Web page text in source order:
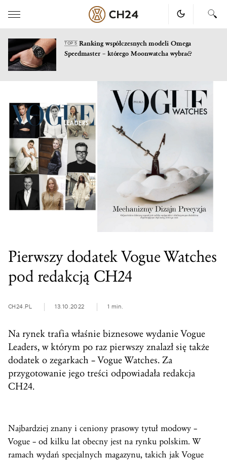
content
TOP 5Ranking współczesnych modeli Omega
Speedmaster – którego Moonwatcha wybrać?
Pierwszy dodatek Vogue Watches
pod redakcją CH24
CH24.PL 13.10.2022 1 min.
Na rynek trafia właśnie biznesowe wydanie Vogue
Leaders, w którym po raz pierwszy znalazł się także
dodatek o zegarkach – Vogue Watches. Za
przygotowanie jego treści odpowiadała redakcja
CH24.
Najbardziej znany i ceniony prasowy tytuł modowy –
Vogue – od kilku lat obecny jest na rynku polskim. W
ramach wydań specjalnych magazynu, takich jak Vogue